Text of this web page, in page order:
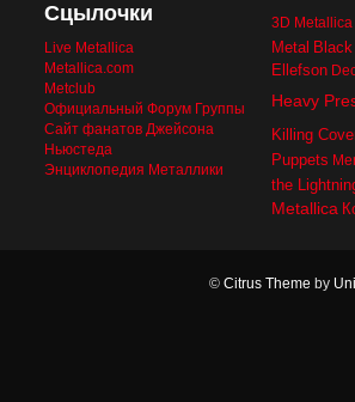
Сцылочки
Live Metallica
Metallica.com
Metclub
Официальный Форум Группы
Сайт фанатов Джейсона
Ньюстеда
Энциклопедия Металлики
3D
Metal
Ellefson
Heavy
Killing
Puppets
the
Metallica
© Citrus Theme by